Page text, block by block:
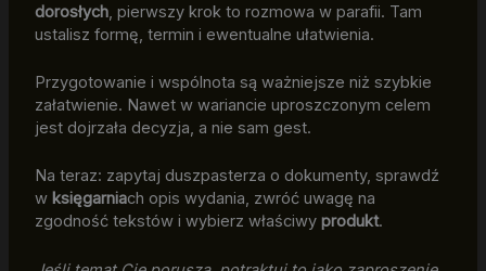
dorosłych, pierwszy krok to rozmowa w parafii. Tam
ustalisz formę, termin i ewentualne ułatwienia.
Przygotowanie i wspólnota są ważniejsze niż szybkie
załatwienie. Nawet w wariancie uproszczonym celem
jest dojrzała decyzja, a nie sam gest.
Na teraz: zapytaj duszpasterza o dokumenty, sprawdź
w księgarniach opis wydania, zwróć uwagę na
zgodność tekstów i wybierz właściwy produkt.